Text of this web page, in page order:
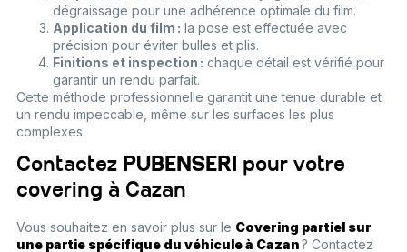
dégraissage pour une adhérence optimale du film.
Application du film : la pose est effectuée avec
précision pour éviter bulles et plis.
Finitions et inspection : chaque détail est vérifié pour
garantir un rendu parfait.
Cette méthode professionnelle garantit une tenue durable et
un rendu impeccable, même sur les surfaces les plus
complexes.
Contactez PUBENSERI
pour votre
covering à Cazan
Vous souhaitez en savoir plus sur le Covering partiel sur
une partie spécifique du véhicule à Cazan? Contactez